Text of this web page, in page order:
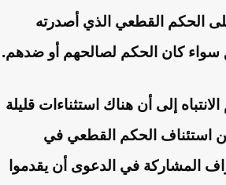
الحكم القطعي الذي أصدرته
سواء كان الحكم لصالحهم أو ضدهم.
إلى أن هناك استثناءات قليلة
استئناف الحكم القطعي في
المشاركة في الدعوى أن يقدموا